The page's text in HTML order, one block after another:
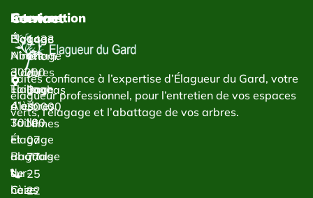
Faites confiance à l’expertise d’Élagueur du Gard, votre
élagueur professionnel, pour l’entretien de vos espaces
verts, l’élagage et l’abattage de vos arbres.
Services
Élagage
Abattage
d’arbres
Taillage
d’arbres
Taille
et
abattage
de
haies
Intervention
Élagage
Nîmes
30000
Élagage
Alès
30100
Élagage
Bagnols-
sur-
Cèze
Contact
1433
Chem.
du
Bachas
30000
Nîmes
07
77
25
22